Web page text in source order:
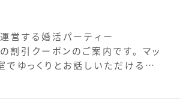
営する婚活パーティー
引クーポンのご案内です。 マッ
でゆっくりとお話しいただけるお